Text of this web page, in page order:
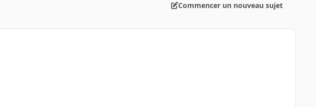
Commencer un nouveau sujet